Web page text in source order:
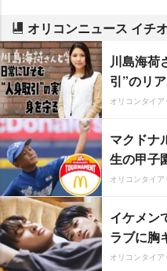
オリコンニュース イチ
川島海荷
引”のリ
オリコンタイア
マクドナ
生の甲子
オリコンタイア
イケメン
ラブに胸
オリコンタイア